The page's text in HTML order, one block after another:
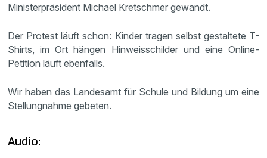
Ministerpräsident Michael Kretschmer gewandt.
Der Protest läuft schon: Kinder tragen selbst gestaltete T-
Shirts, im Ort hängen Hinweisschilder und eine Online-
Petition läuft ebenfalls.
Wir haben das Landesamt für Schule und Bildung um eine
Stellungnahme gebeten.
Audio: